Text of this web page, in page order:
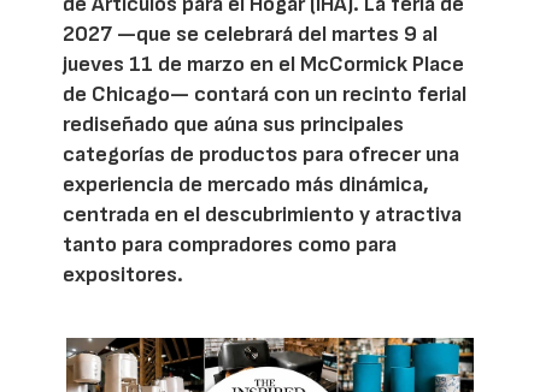
2027 —que se celebrará del martes 9 al
jueves 11 de marzo en el McCormick Place
de Chicago— contará con un recinto ferial
rediseñado que aúna sus principales
categorías de productos para ofrecer una
experiencia de mercado más dinámica,
centrada en el descubrimiento y atractiva
tanto para compradores como para
expositores.